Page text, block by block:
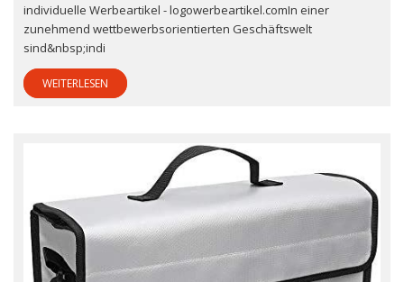
individuelle Werbeartikel - logowerbeartikel.comIn einer
zunehmend wettbewerbsorientierten Geschäftswelt
sind&nbsp;indi
WEITERLESEN